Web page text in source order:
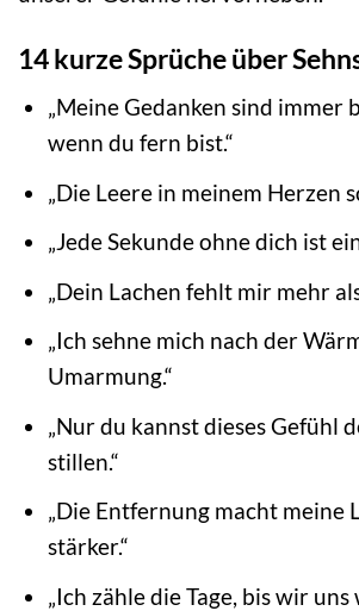
14 kurze Sprüche über
„Meine Gedanken sind immer
wenn du fern bist.“
„Die Leere in meinem Herzen
„Jede Sekunde ohne dich ist
„Dein Lachen fehlt mir mehr
„Ich sehne mich nach der
Umarmung.“
„Nur du kannst dieses Gefühl
stillen.“
„Die Entfernung macht meine
stärker.“
„Ich zähle die Tage, bis wir uns